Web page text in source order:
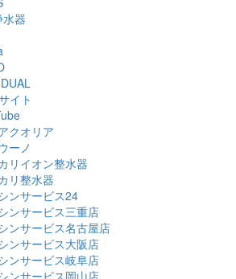
水器
イト
クオリア
ーノ
リイオン整水器
リ整水器
ンサービス24
ンサービス三重店
ンサービス名古屋店
ンサービス大阪店
ンサービス岐阜店
ンサービス岡山店